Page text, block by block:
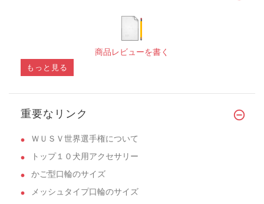
商品レビューを書く
もっと見る
重要なリンク
ＷＵＳＶ世界選手権について
トップ１０犬用アクセサリー
かご型口輪のサイズ
メッシュタイプ口輪のサイズ